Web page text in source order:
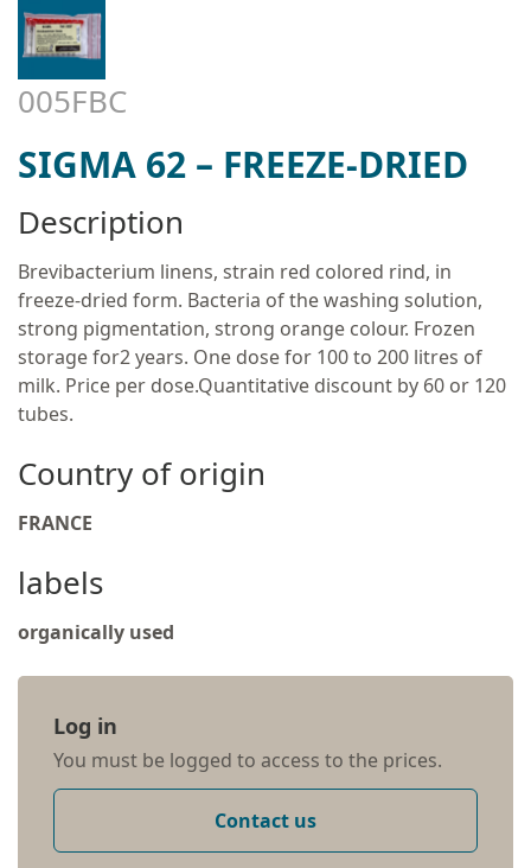
005FBC
SIGMA 62 – FREEZE-DRIED
Description
Brevibacterium linens, strain red colored rind, in
freeze-dried form. Bacteria of the washing solution,
strong pigmentation, strong orange colour. Frozen
storage for2 years. One dose for 100 to 200 litres of
milk. Price per dose.Quantitative discount by 60 or 120
tubes.
Country of origin
FRANCE
labels
organically used
Log in
You must be logged to access to the prices.
Contact us